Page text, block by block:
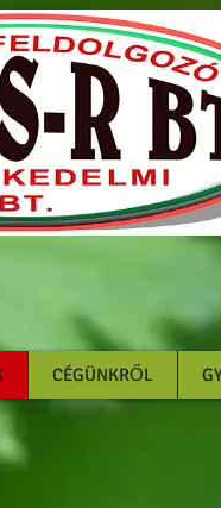
CÉGÜNKRŐL